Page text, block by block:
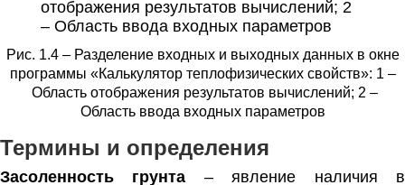
Рис. 1.4 – Разделение входных и выходных данных в окне
программы «Калькулятор теплофизических свойств»: 1 –
Область отображения результатов вычислений; 2 –
Область ввода входных параметров
Термины и определения
Засоленность грунта – явление наличия в